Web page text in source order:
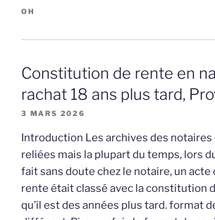
OH
Constitution de rente en
rachat 18 ans plus tard,
3 MARS 2026
Introduction Les archives des
reliées mais la plupart du temps, lors
fait sans doute chez le notaire, un acte
rente était classé avec la constitution
qu’il est des années plus tard. format